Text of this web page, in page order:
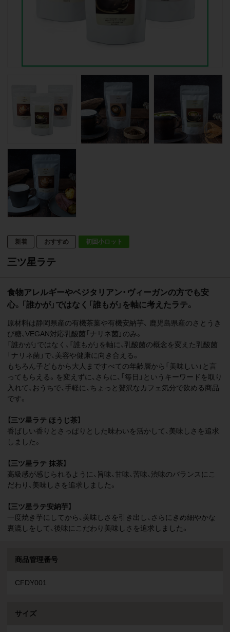
初回小ロット
三ツ星ラテ
食物アレルギーやベジタリアン・ヴィーガンの方でも安
心。「誰かが」ではなく「誰もが」を軸に考えたラテ。
原材料は静岡県産の有機茶葉や有機安納芋、 鹿児島県産のさとうき
び糖、VEGAN対応乳酸菌「ナリネ菌」のみ。
「誰かが」ではなく、「誰もが」を軸に、乳酸菌の概念を変えた乳酸菌
「ナリネ菌」で、美容や健康に向き合える。
もちろん子どもから大人まですべての年齢層から「美味しい」と言
ってもらえる。を変えずに、さらに、「毎日」というキーワードを取り
入れて、おうちで、手軽に、ちょっと贅沢なカフェ気分で飲める商品
です。
【三ツ星ラテ ほうじ茶】
香ばしい香りとさっぱりとした味わいを活かして、美味しさを追求
しました。
【三ツ星ラテ 抹茶】
高級感が感じられるように、旨味、甘味、苦味、渋味のバランスにこ
だわり、美味しさを追求しました。
【三ツ星ラテ安納芋】
一度焼き芋にしてから、美味しさを引き出し、さらにきめ細やかな
裏漉しをして、後味にこだわり美味しさを追求しました。
商品管理番号
CFDY001
サイズ